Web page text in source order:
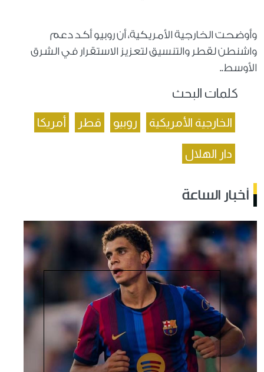
وأوضحت الخارجية الأمريكية، أن روبيو أكد دعم
واشنطن لقطر والتنسيق لتعزيز الاستقرار في الشرق
الأوسط..
كلمات البحث
الخارجية الأمريكية روبيو قطر أمريكا
دار الهلال
أخبار الساعة